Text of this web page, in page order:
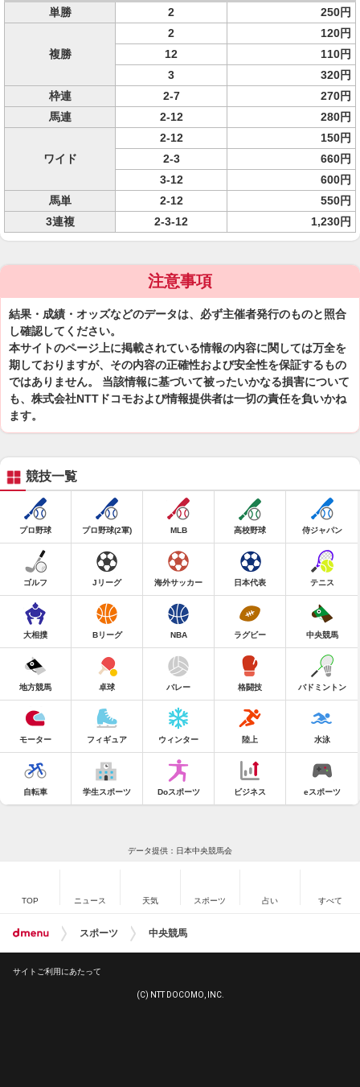
単勝 2 250円
複勝
2
120円
12
110円
3
320円
枠連
2-7
270円
馬連
2-12 280円
ワイド
2-12
150円
2-3
660円
3-12
600円
馬単
2-12
550円
3連複
2-3-12 1,230円
注意事項
結果・成績・オッズなどのデータは、必ず主催者発行のものと照合
し確認してください。
本サイトのページ上に掲載されている情報の内容に関しては万全を
期しておりますが、その内容の正確性および安全性を保証するもの
ではありません。 当該情報に基づいて被ったいかなる損害について
も、株式会社NTTドコモおよび情報提供者は一切の責任を負いかね
ます。
競技一覧
プロ野球 プロ野球(2軍) MLB 高校野球 侍ジャパン
ゴルフ Jリーグ 海外サッカー 日本代表 テニス
大相撲 Bリーグ NBA ラグビー 中央競馬
地方競馬 卓球 バレー 格闘技 バドミントン
モーター フィギュア ウィンター 陸上 水泳
自転車 学生スポーツ Doスポーツ ビジネス eスポーツ
データ提供：日本中央競馬会
TOP ニュース 天気 スポーツ 占い すべて
スポーツ 中央競馬
サイトご利用にあたって
(C) NTT DOCOMO, INC.